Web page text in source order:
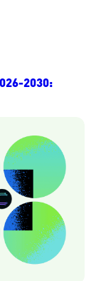
2030: